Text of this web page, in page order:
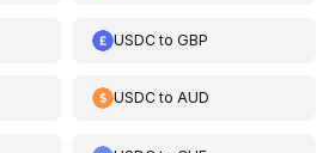
USDCtoGBP
USDCtoAUD